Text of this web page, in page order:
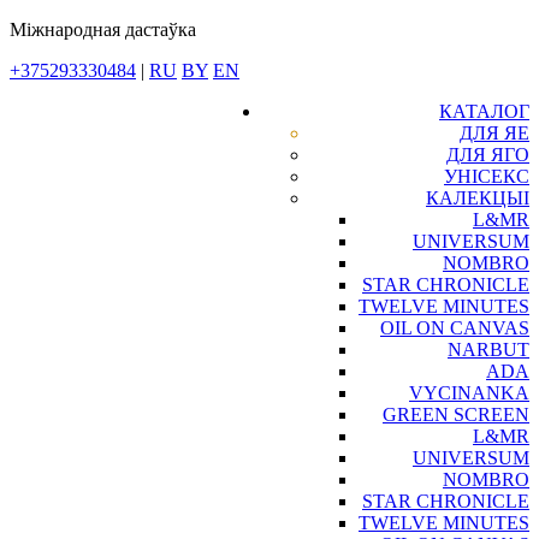
Міжнародная дастаўка
+375293330484 | RU BY EN
КАТАЛОГ
ДЛЯ ЯЕ
ДЛЯ ЯГО
УНІСЕКС
КАЛЕКЦЫІ
L&MR
UNIVERSUM
NOMBRO
STAR CHRONICLE
TWELVE MINUTES
OIL ON CANVAS
NARBUT
ADA
VYCINANKA
GREEN SCREEN
L&MR
UNIVERSUM
NOMBRO
STAR CHRONICLE
TWELVE MINUTES